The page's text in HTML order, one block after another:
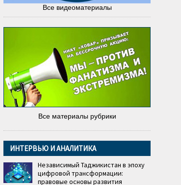
Все видеоматериалы
Все материалы рубрики
ИНТЕРВЬЮ И АНАЛИТИКА
Независимый Таджикистан в эпоху
цифровой трансформации:
правовые основы развития